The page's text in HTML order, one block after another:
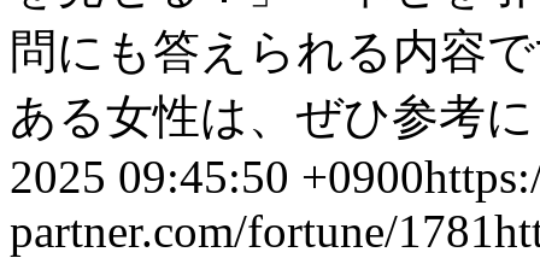
問にも答えられる内容
ある女性は、ぜひ参考
2025 09:45:50 +0900
partner.com/fortune/1781